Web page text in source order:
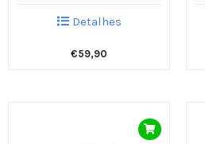
Detalhes
€59,90